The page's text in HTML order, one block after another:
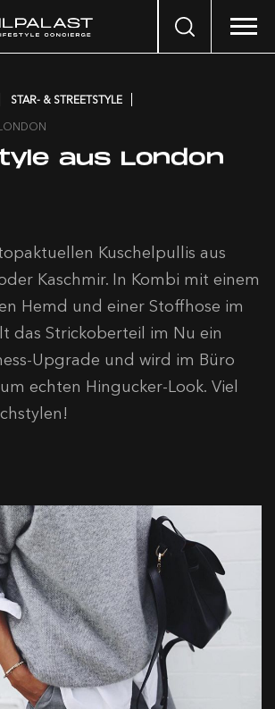
Search
STAR- & STREETSTYLE
aus London
Kuschelpullis aus
Kaschmir. In Kombi mit einem
Hemd und einer Stoffhose im
das Strickoberteil im Nu ein
Upgrade und wird im Büro
echten Hingucker-Look. Viel